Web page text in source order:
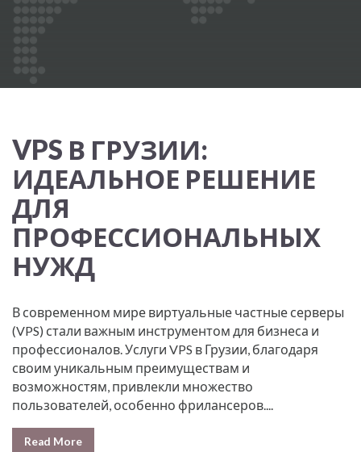
VPS В ГРУЗИИ:
ИДЕАЛЬНОЕ РЕШЕНИЕ
ДЛЯ
ПРОФЕССИОНАЛЬНЫХ
НУЖД
В современном мире виртуальные частные серверы
(VPS) стали важным инструментом для бизнеса и
профессионалов. Услуги VPS в Грузии, благодаря
своим уникальным преимуществам и
возможностям, привлекли множество
пользователей, особенно фрилансеров....
Read More